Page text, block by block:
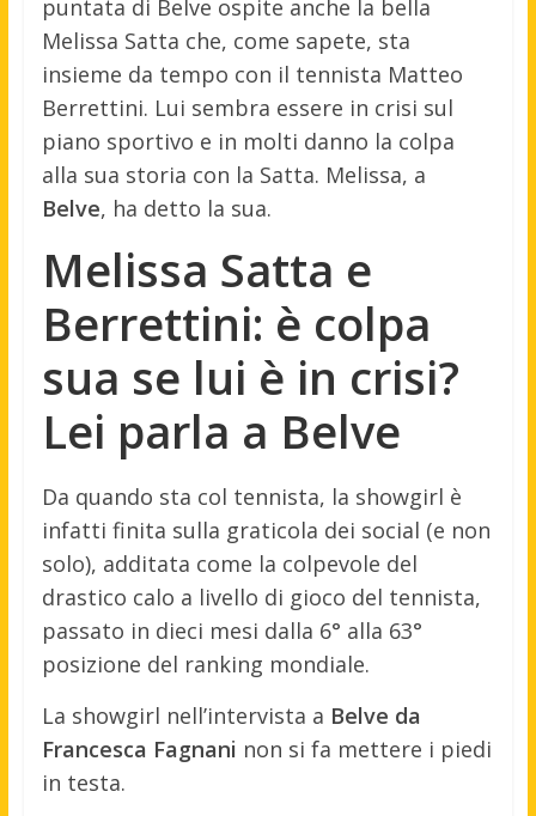
puntata di Belve ospite anche la bella
Melissa Satta che, come sapete, sta
insieme da tempo con il tennista Matteo
Berrettini. Lui sembra essere in crisi sul
piano sportivo e in molti danno la colpa
alla sua storia con la Satta. Melissa, a
Belve, ha detto la sua.
Melissa Satta e
Berrettini: è colpa
sua se lui è in crisi?
Lei parla a Belve
Da quando sta col tennista, la showgirl è
infatti finita sulla graticola dei social (e non
solo), additata come la colpevole del
drastico calo a livello di gioco del tennista,
passato in dieci mesi dalla 6° alla 63°
posizione del ranking mondiale.
La showgirl nell’intervista a Belve da
Francesca Fagnani non si fa mettere i piedi
in testa.